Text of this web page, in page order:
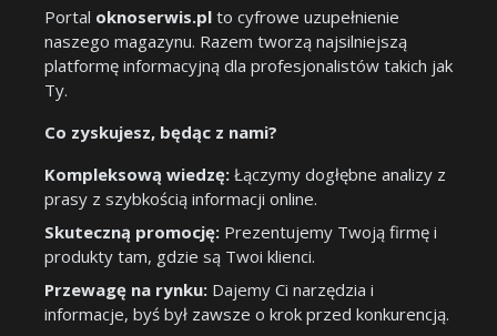
Portal oknoserwis.pl to cyfrowe uzupełnienie
naszego magazynu. Razem tworzą najsilniejszą
platformę informacyjną dla profesjonalistów takich jak
Ty.
Co zyskujesz, będąc z nami?
Kompleksową wiedzę: Łączymy dogłębne analizy z
prasy z szybkością informacji online.
Skuteczną promocję: Prezentujemy Twoją firmę i
produkty tam, gdzie są Twoi klienci.
Przewagę na rynku: Dajemy Ci narzędzia i
informacje, byś był zawsze o krok przed konkurencją.